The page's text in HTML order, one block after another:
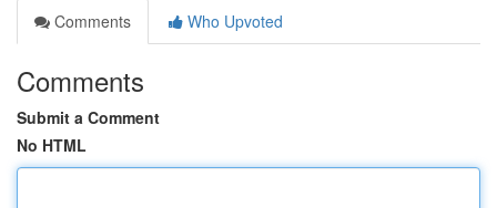
Comments
Who Upvoted
Comments
Submit a Comment
No HTML